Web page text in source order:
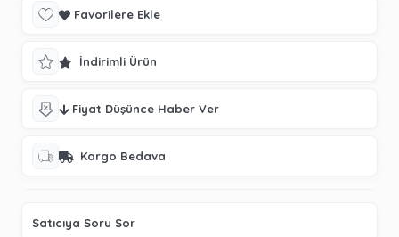
Favorilere Ekle
İndirimli Ürün
Fiyat Düşünce Haber Ver
Kargo Bedava
Satıcıya Soru Sor